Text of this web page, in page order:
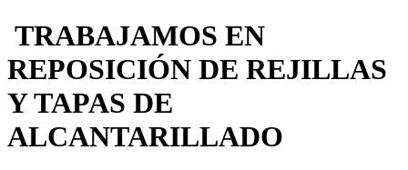
TRABAJAMOS EN
REPOSICIÓN DE REJILLAS
Y TAPAS DE
ALCANTARILLADO